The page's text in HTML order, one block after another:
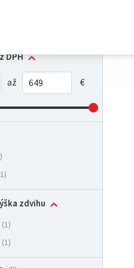
DPH
zdvihu
(1)
(1)